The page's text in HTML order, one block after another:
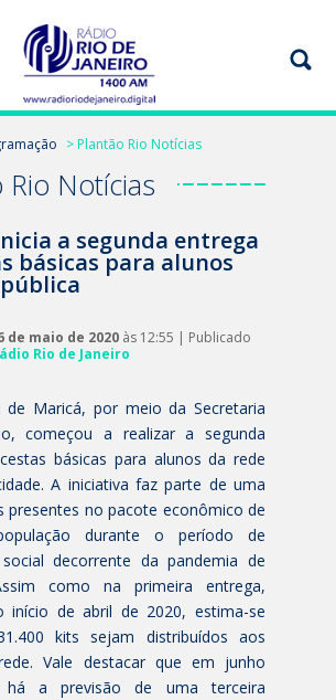
> Plantão Rio Notícias
Rio Notícias
a segunda entrega
básicas para alunos
de maio de 2020 às 12:55 | Publicado
Rio de Janeiro
de Maricá, por meio da Secretaria
começou a realizar a segunda
básicas para alunos da rede
A iniciativa faz parte de uma
presentes no pacote econômico de
durante o período de
decorrente da pandemia de
como na primeira entrega,
início de abril de 2020, estima-se
kits sejam distribuídos aos
Vale destacar que em junho
a previsão de uma terceira